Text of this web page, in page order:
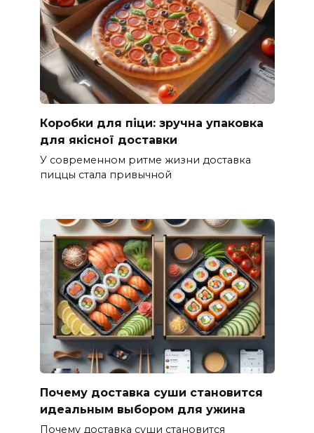
Коробки для піци: зручна упаковка
для якісної доставки
У современном ритме жизни доставка
пиццы стала привычной
Почему доставка суши становится
идеальным выбором для ужина
Почему доставка суши становится